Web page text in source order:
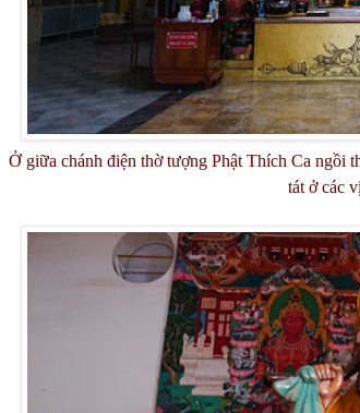
Ở giữa chánh điện thờ tượng Phật Thích Ca ngồi
tát ở các